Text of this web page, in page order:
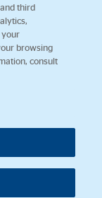
third
your
browsing
consult